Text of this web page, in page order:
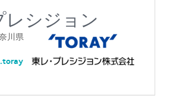
レシジョン
川県